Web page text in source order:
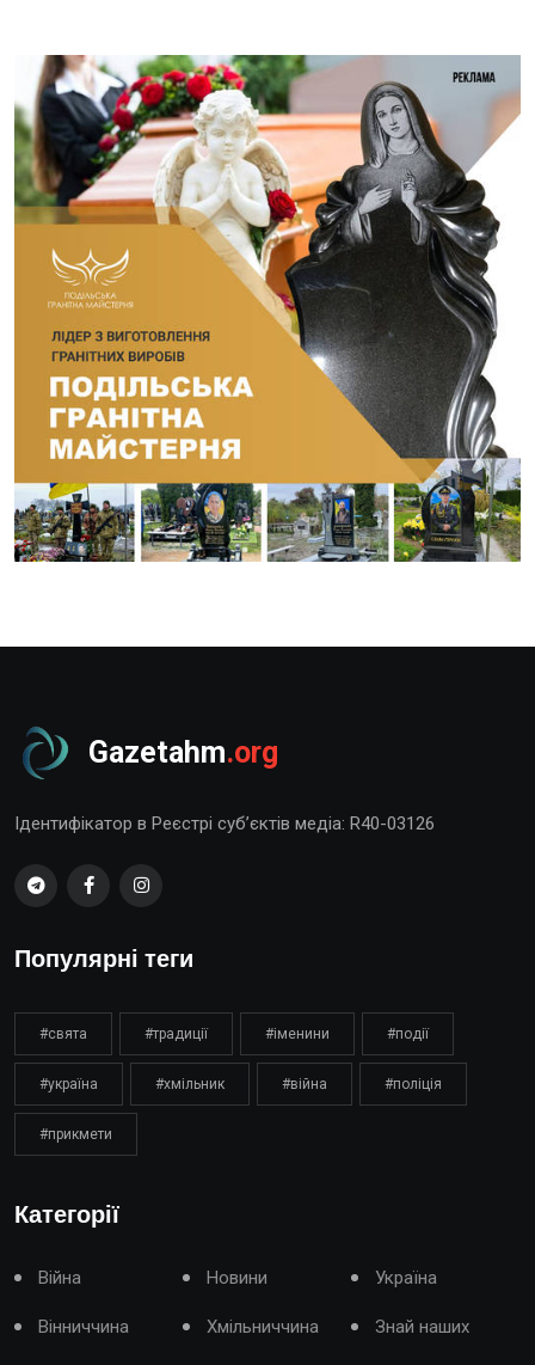
Gazetahm.org
Ідентифікатор в Реєстрі суб’єктів медіа: R40-03126
Популярні теги
#свята #традиції #іменини #події
#україна #хмільник #війна #поліція
#прикмети
Категорії
Війна Новини Україна
Вінниччина Хмільниччина Знай наших